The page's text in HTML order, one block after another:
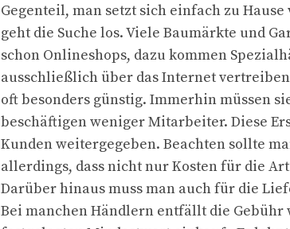
Gegenteil, man setzt sich einfach zu
geht die Suche los. Viele Baumärkte und
schon Onlineshops, dazu kommen
ausschließlich über das Internet
oft besonders günstig. Immerhin müssen
beschäftigen weniger Mitarbeiter. Diese
Kunden weitergegeben. Beachten sollte
allerdings, dass nicht nur Kosten für die
Darüber hinaus muss man auch für die
Bei manchen Händlern entfällt die Gebühr